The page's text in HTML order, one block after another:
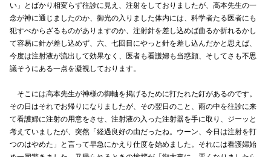
い」とばかり相変らず往診に見え、注射をしておりましたが、高本先生の一
念が神に通じましたのか、御光の入りました体内には、科学者たる医者にも
犯すべからざるものがありますのか、注射針を差し込めば曲るか折れるかし
て容易に針が差し込めず、六、七回目にやっと針を差し込んだかと思えば、
今度は注射液が流出して効果なく、医者も看護婦も当惑顔、そしてさも不思
議そうにある一点を凝視しております。
そこには高本先生が神様の御軸を掲げるために打たれた釘があるのです。
その日はそれでお帰りになりましたが、その翌日のこと、雨の中を往診に来
て看護婦に注射の用意をさせ、注射液の入った注射器を手に取り、ジーッと
考えていましたが、突然「経過良好の由だったね。ウーン、今日は注射を打
つのはやめた」と言って早急にかえり仕度を始めました。それには看護婦始